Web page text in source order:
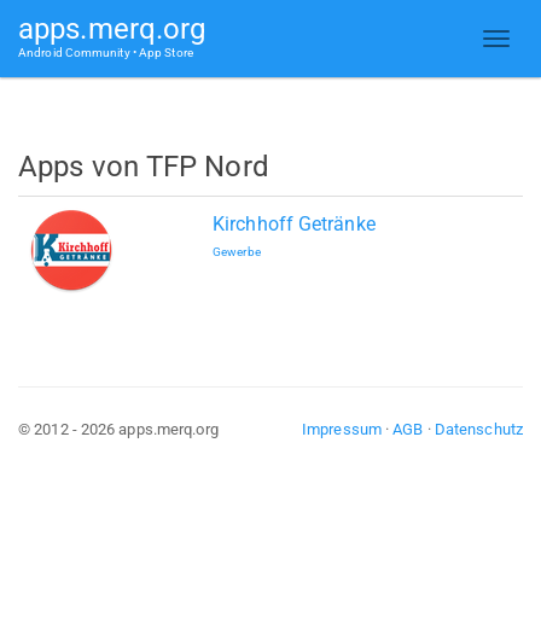
apps.merq.org
Android Community • App Store
Apps von TFP Nord
Kirchhoff Getränke
Gewerbe
Impressum·AGB · Datenschutz
© 2012 - 2026 apps.merq.org